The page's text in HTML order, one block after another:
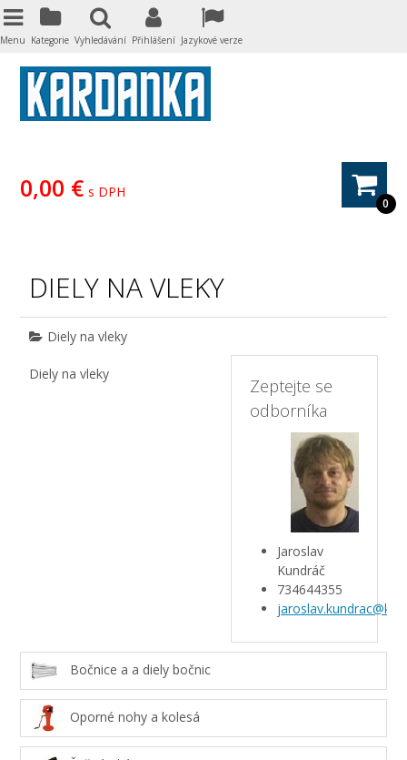
0
0,00 € s DPH
DIELY NA VLEKY
Diely na vleky
Zeptejte se
odborníka
Jaroslav
Kundráč
734644355
Diely na vleky
Bočnice a a diely bočnic
Oporné nohy a kolesá
Menu Kategorie Vyhledávání Přihlášení Jazykové verze